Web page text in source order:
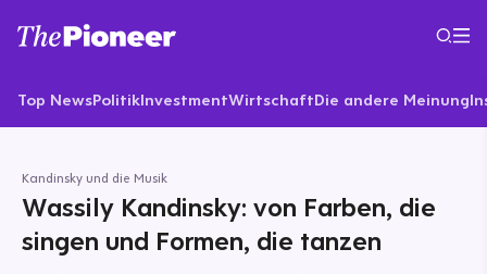
Top NewsPolitikInvestmentWirtschaftDie andere Meinung
Kandinsky und die Musik
Wassily Kandinsky: von Farben, die
singen und Formen, die tanzen